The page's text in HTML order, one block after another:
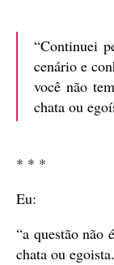
“Continuei
cenário e
você não
chata ou
* * *
Eu:
“a questão não
chata ou egoista.